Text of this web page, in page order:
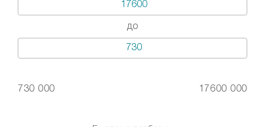
до
17600 000
730 000